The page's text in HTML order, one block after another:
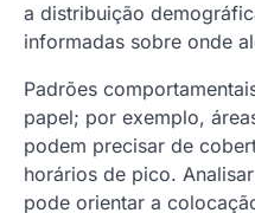
a distribuição
informadas sobre onde
Padrões
papel; por exemplo,
podem precisar de
horários de pico.
pode orientar a